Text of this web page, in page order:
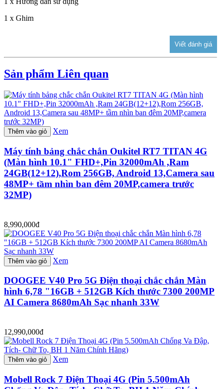
1 x Ghim
Sản phẩm Liên quan
Thêm vào giỏ Xem
Máy tính bảng chắc chắn Oukitel RT7 TITAN 4G
(Màn hình 10.1" FHD+,Pin 32000mAh ,Ram
24GB(12+12),Rom 256GB, Android 13,Camera sau
48MP+ tầm nhìn ban đêm 20MP,camera trước
32MP)
8,990,000đ
Thêm vào giỏ Xem
DOOGEE V40 Pro 5G Điện thoại chắc chắn Màn
hình 6,78 "16GB + 512GB Kích thước 7300 200MP
AI Camera 8680mAh Sạc nhanh 33W
12,990,000đ
Thêm vào giỏ Xem
Mobell Rock 7 Điện Thoại 4G (Pin 5.500mAh